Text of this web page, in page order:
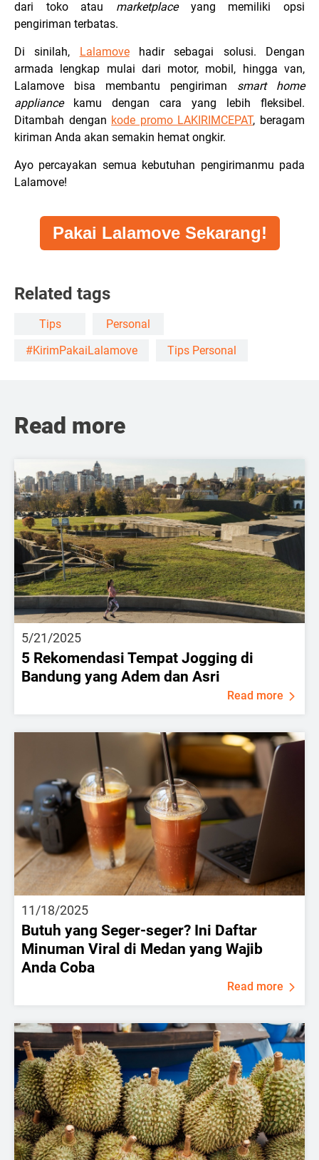
dari toko atau marketplaceyang memiliki opsi
pengiriman terbatas.
Di sinilah, Lalamovehadir sebagai solusi. Dengan
armada lengkap mulai dari motor, mobil, hingga van,
Lalamove bisa membantu pengiriman smart home
appliance kamu dengan cara yang lebih fleksibel.
Ditambah dengan kode promo LAKIRIMCEPAT, beragam
kiriman Anda akan semakin hemat ongkir.
Ayo percayakan semua kebutuhan pengirimanmu pada
Lalamove!
Pakai Lalamove Sekarang!
Related tags
Tips
Personal
#KirimPakaiLalamove
Tips Personal
Read more
5/21/2025
5 Rekomendasi Tempat Jogging di
Bandung yang Adem dan Asri
Read more
11/18/2025
Butuh yang Seger-seger? Ini Daftar
Minuman Viral di Medan yang Wajib
Anda Coba
Read more